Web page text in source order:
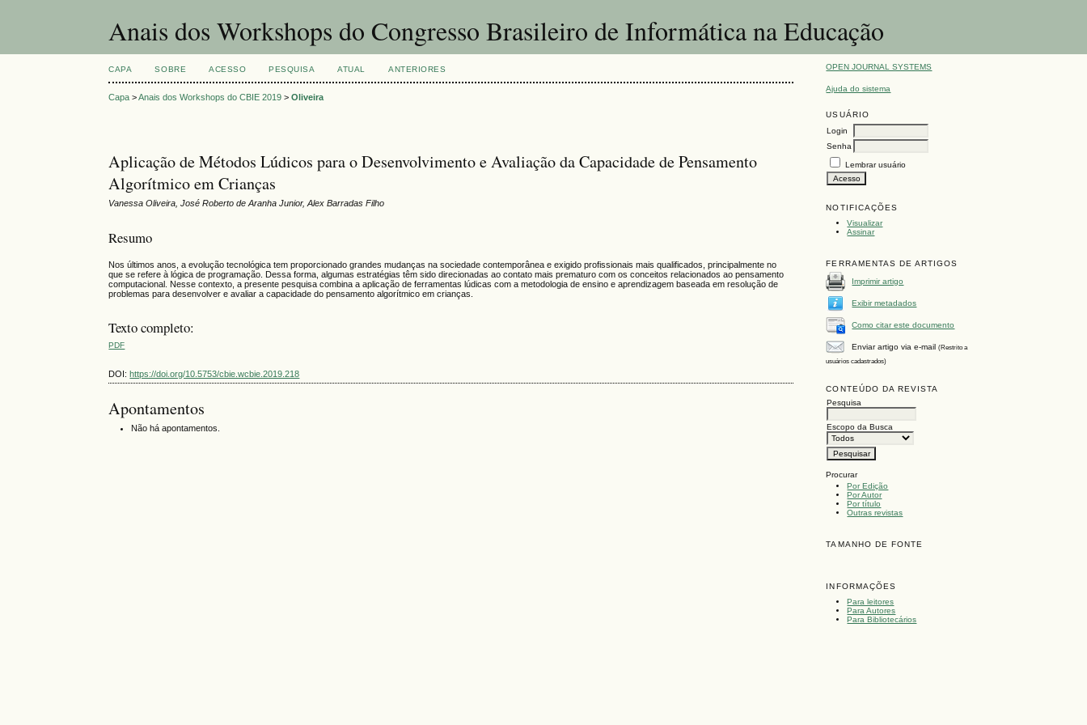
Anais dos Workshops do Congresso Brasileiro de Informática na Educação
OPEN JOURNAL SYSTEMS
Ajuda do sistema
USUÁRIO
Login
Senha
Lembrar usuário
NOTIFICAÇÕES
Visualizar
Assinar
FERRAMENTAS DE ARTIGOS
Imprimir artigo
Exibir metadados
Como citar este documento
Enviar artigo via e-mail(Restrito a
usuários cadastrados)
CONTEÚDO DA REVISTA
Pesquisa
Escopo da Busca
Procurar
Por Edição
Por Autor
Por título
Outras revistas
TAMANHO DE FONTE
INFORMAÇÕES
Para leitores
Para Autores
Para Bibliotecários
CAPA SOBRE ACESSO PESQUISA ATUAL ANTERIORES
Capa >Anais dos Workshops do CBIE 2019 >Oliveira
Aplicação de Métodos Lúdicos para o Desenvolvimento e Avaliação da Capacidade de Pensamento
Algorítmico em Crianças
Vanessa Oliveira, José Roberto de Aranha Junior, Alex Barradas Filho
Resumo
Nos últimos anos, a evolução tecnológica tem proporcionado grandes mudanças na sociedade contemporânea e exigido profissionais mais qualificados, principalmente no
que se refere à lógica de programação. Dessa forma, algumas estratégias têm sido direcionadas ao contato mais prematuro com os conceitos relacionados ao pensamento
computacional. Nesse contexto, a presente pesquisa combina a aplicação de ferramentas lúdicas com a metodologia de ensino e aprendizagem baseada em resolução de
problemas para desenvolver e avaliar a capacidade do pensamento algorítmico em crianças.
Texto completo:
PDF
DOI:https://doi.org/10.5753/cbie.wcbie.2019.218
Apontamentos
Não há apontamentos.